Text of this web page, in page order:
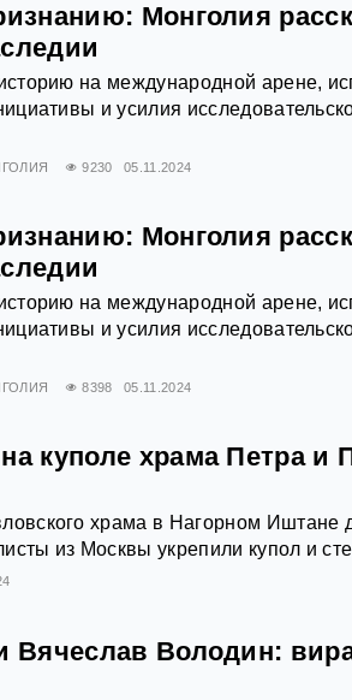
Монголия
на международной арене,
и усилия
9230 05.11.2024
Монголия
на международной арене,
и усилия
8398 05.11.2024
куполе храма Петра и
храма в Нагорном Иштане
из Москвы укрепили купол и
Вячеслав Володин: